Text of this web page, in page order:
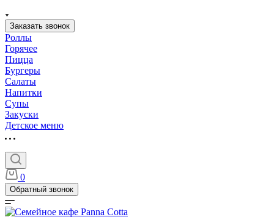
Заказать звонок
Роллы
Горячее
Пицца
Бургеры
Салаты
Напитки
Супы
Закуски
Детское меню
0
Обратный звонок